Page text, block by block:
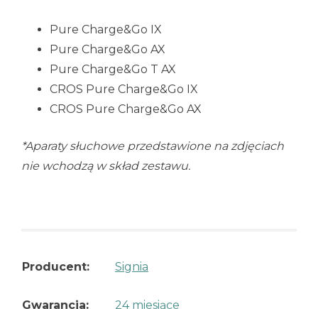
Pure Charge&Go IX
Pure Charge&Go AX
Pure Charge&Go T AX
CROS Pure Charge&Go IX
CROS Pure Charge&Go AX
*Aparaty słuchowe przedstawione na zdjęciach
nie wchodzą w skład zestawu.
Producent: Signia
Gwarancja: 24 miesiące